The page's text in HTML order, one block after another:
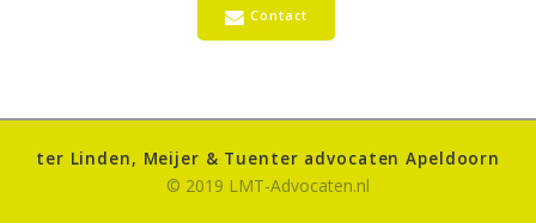
Contact
ter Linden, Meijer & Tuenter advocaten Apeldoorn
© 2019 LMT-Advocaten.nl